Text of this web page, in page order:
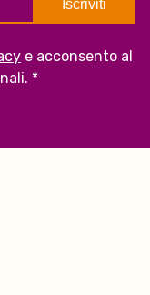
e acconsento al
*